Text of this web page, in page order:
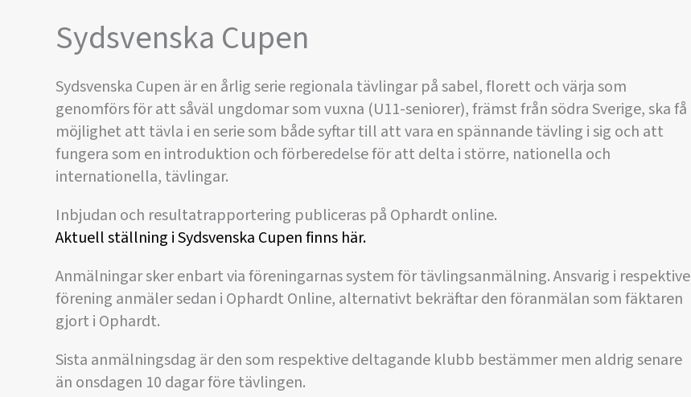
Sydsvenska Cupen
Sydsvenska Cupen är en årlig serie regionala tävlingar på sabel, florett och värja som
genomförs för att såväl ungdomar som vuxna (U11-seniorer), främst från södra Sverige, ska få
möjlighet att tävla i en serie som både syftar till att vara en spännande tävling i sig och att
fungera som en introduktion och förberedelse för att delta i större, nationella och
internationella, tävlingar.
Inbjudan och resultatrapportering publiceras på Ophardt online.
Aktuell ställning i Sydsvenska Cupen finns här.
Anmälningar sker enbart via föreningarnas system för tävlingsanmälning. Ansvarig i respektive
förening anmäler sedan i Ophardt Online, alternativt bekräftar den föranmälan som fäktaren
gjort i Ophardt.
Sista anmälningsdag är den som respektive deltagande klubb bestämmer men aldrig senare
än onsdagen 10 dagar före tävlingen.